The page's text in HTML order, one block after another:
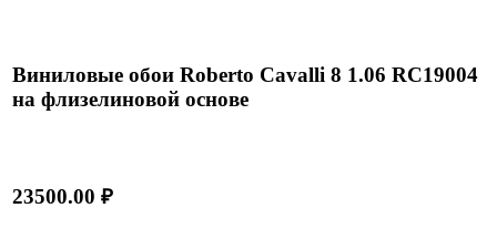
Виниловые обои Roberto Cavalli 8 1.06 RC19004
на флизелиновой основе
23500.00 ₽